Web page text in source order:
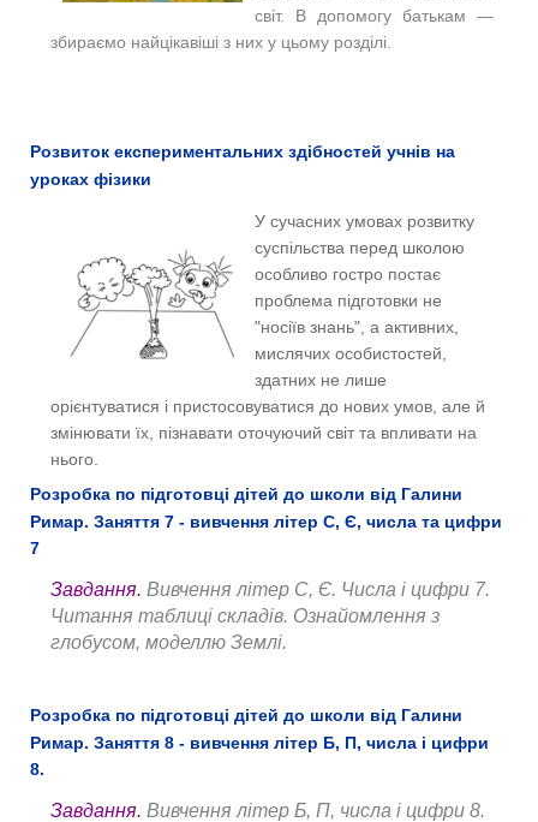
світ. В допомогу батькам —
збираємо найцікавіші з них у цьому розділі.
Розвиток експериментальних здібностей учнів на
уроках фізики
У сучасних умовах розвитку
суспільства перед школою
особливо гостро постає
проблема підготовки не
"носіїв знань", а активних,
мислячих особистостей,
здатних не лише
орієнтуватися і пристосовуватися до нових умов, але й
змінювати їх, пізнавати оточуючий світ та впливати на
нього.
Розробка по підготовці дітей до школи від Галини
Римар. Заняття 7 - вивчення літер С, Є, числа та цифри
7
Завдання. Вивчення літер С, Є. Числа і цифри 7.
Читання таблиці складів. Ознайомлення з
глобусом, моделлю Землі.
Розробка по підготовці дітей до школи від Галини
Римар. Заняття 8 - вивчення літер Б, П, числа і цифри
8.
Завдання. Вивчення літер Б, П, числа і цифри 8.